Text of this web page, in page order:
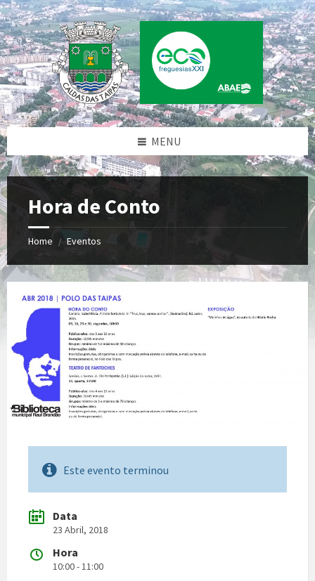
Skip
to
content
Skip
to
left
sidebar
Skip
to
footer
MENU
Hora de Conto
Home / Eventos
Este evento terminou
Data
23 Abril, 2018
Hora
10:00 - 11:00